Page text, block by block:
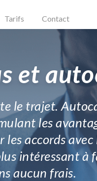
Tarifs Contact
et
le trajet.
les
accords
intéressant à
aucun frais.